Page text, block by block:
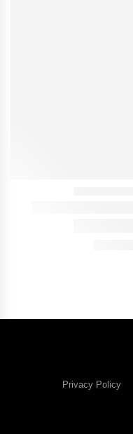
Privacy Policy